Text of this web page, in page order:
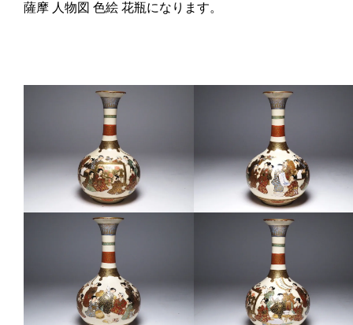
薩摩 人物図 色絵 花瓶になります。